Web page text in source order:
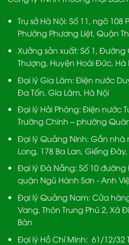
Trụ sở Hà Nội: Số 11, ngõ 108
Phường Phương Liệt, Quận
Xưởng sản xuất: Số 1,
Thượng, Huyện Hoài Đức, Hà
Đại lý Gia Lâm: Điện nước
Đa Tốn, Gia Lâm, Hà Nội
Đại lý Hải Phòng: Điện nước
Trường Chinh – phường
Đại lý Quảng Ninh: Gần nhà
Long, 178 Ba Lan, Giếng
Đại lý Đà Nẵng: Số 10
quận Ngũ Hành Sơn - Anh
Đại lý Quảng Nam: Cửa
Vang, Thôn Trung Phú 2, Xã
Bàn
Đại lý Hồ Chí Minh: 61/12/32